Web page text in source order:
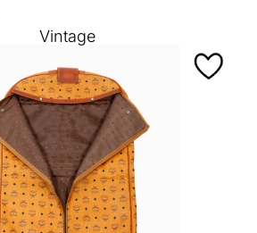
Vintage